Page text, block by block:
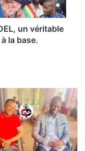
un véritable
la base.